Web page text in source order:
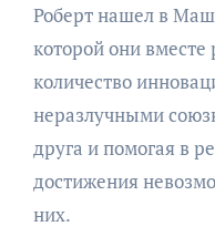
Роберт нашел в
которой они вместе
количество
неразлучными
друга и помогая в
достижения
них.